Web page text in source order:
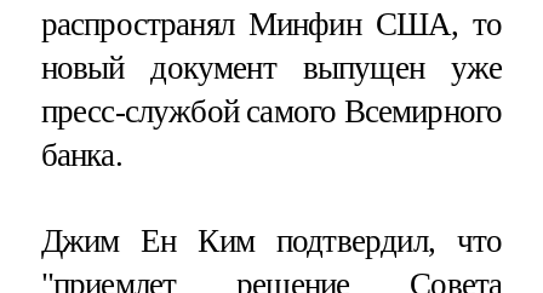
распространял Минфин США, то
новый документ выпущен уже
пресс-службой самого Всемирного
банка.
Джим Ен Ким подтвердил, что
"приемлет решение Совета